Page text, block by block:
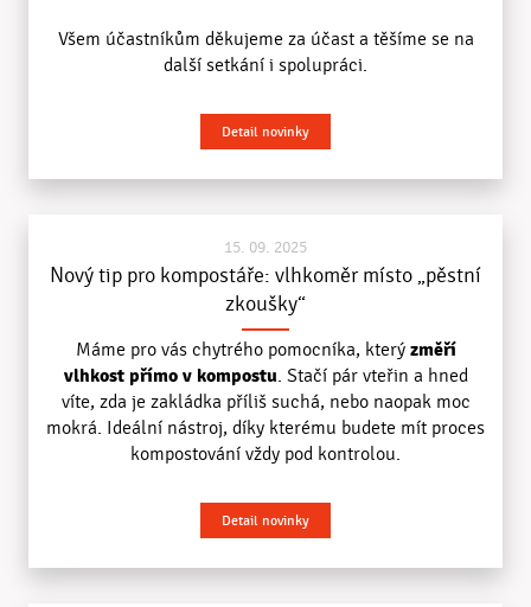
Všem účastníkům děkujeme za účast a těšíme se na
další setkání i spolupráci.
Detail novinky
15. 09. 2025
Nový tip pro kompostáře: vlhkoměr místo „pěstní
zkoušky“
Máme pro vás chytrého pomocníka, který změří
vlhkost přímo v kompostu. Stačí pár vteřin a hned
víte, zda je zakládka příliš suchá, nebo naopak moc
mokrá. Ideální nástroj, díky kterému budete mít proces
kompostování vždy pod kontrolou.
Detail novinky